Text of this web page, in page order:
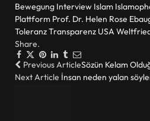
Bewegung Interview Islam
Plattform Prof. Dr. Helen Rose
ToleranzTransparenz USA
Share.
Facebook
TwitterPinterestLinkedIn
Tumblr
Email
Previous ArticleSözün Kelam
Next Article İnsan neden yalan